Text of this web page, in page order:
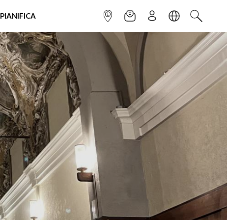
PIANIFICA INFOPOINTNEWSLETTER
ISCRIVITILINGUACERCA